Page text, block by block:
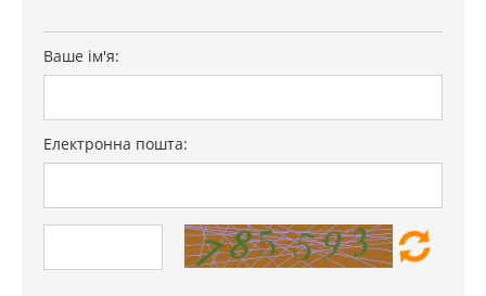
Ваше ім'я:
Електронна пошта: